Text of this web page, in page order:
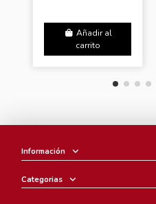
Añadir al
carrito
Información
Categorias